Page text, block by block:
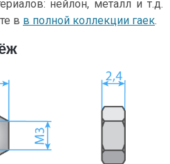
нейлон, металл и т.д.
в в полной коллекции гаек.